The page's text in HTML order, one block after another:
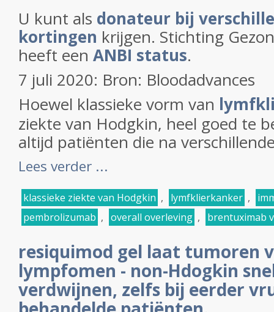
U kunt als donateur bij
kortingen krijgen. Stichting
heeft een ANBI status.
7 juli 2020: Bron: Bloodadvances
Hoewel klassieke vorm van
ziekte van Hodgkin, heel goed te
altijd patiënten die na
Lees verder ...
klassieke ziekte van Hodgkin , lymfklierkanker ,
pembrolizumab , overall overleving , brentuximab
resiquimod gel laat tumoren
lympfomen - non-Hdogkin
verdwijnen, zelfs bij eerder